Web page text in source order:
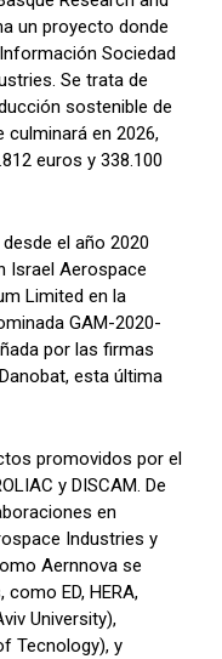
un proyecto donde
Sociedad
Se trata de
sostenible de
culminará en 2026,
euros y 338.100
el año 2020
Israel Aerospace
Limited en la
GAM-2020-
por las firmas
esta última
promovidos por el
y DISCAM. De
en
Industries y
Aernnova se
ED, HERA,
University),
Tecnology), y